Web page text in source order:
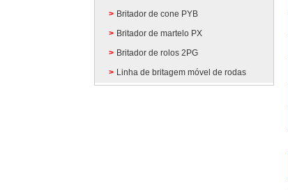
Britador de cone PYB
Britador de martelo PX
Britador de rolos 2PG
Linha de britagem móvel de rodas